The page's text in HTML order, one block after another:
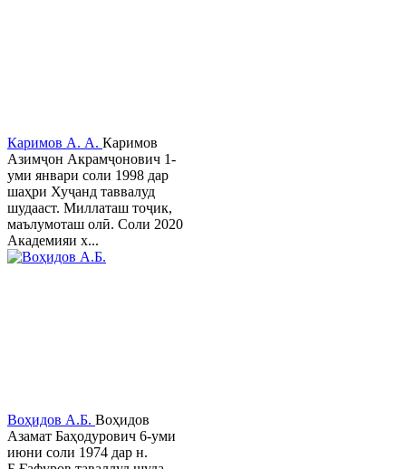
Каримов А. А. Каримов
Азимҷон Акрамҷонович 1-
уми январи соли 1998 дар
шаҳри Хуҷанд таввалуд
шудааст. Миллаташ тоҷик,
маълумоташ олӣ. Соли 2020
Академияи х...
Воҳидов А.Б. Воҳидов
Азамат Баҳодурович 6-уми
июни соли 1974 дар н.